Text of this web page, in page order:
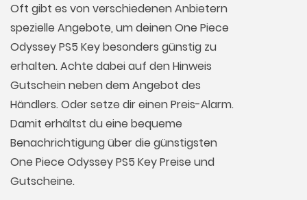
Oft gibt es von verschiedenen Anbietern
spezielle Angebote, um deinen One Piece
Odyssey PS5 Key besonders günstig zu
erhalten. Achte dabei auf den Hinweis
Gutschein neben dem Angebot des
Händlers. Oder setze dir einen Preis-Alarm.
Damit erhältst du eine bequeme
Benachrichtigung über die günstigsten
One Piece Odyssey PS5 Key Preise und
Gutscheine.